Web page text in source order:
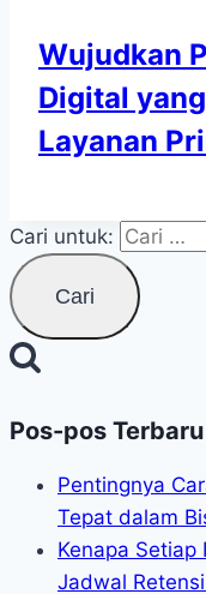
Wujudkan
Digital
Layanan
Cari untuk:
Pos-pos Terbaru
Pentingnya
Tepat dalam
Kenapa Setiap
Jadwal